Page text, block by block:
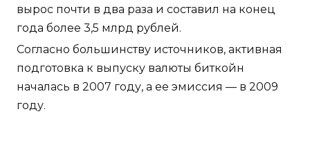
вырос почти в два раза и составил на конец
года более 3,5 млрд рублей.
Согласно большинству источников, активная
подготовка к выпуску валюты биткойн
началась в 2007 году, а ее эмиссия — в 2009
году.